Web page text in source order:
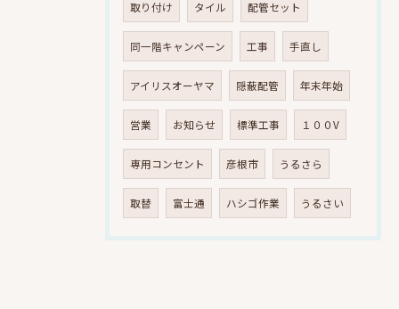
取り付け タイル 配管セット
同一階キャンペーン 工事 手直し
アイリスオーヤマ 隠蔽配管 年末年始
営業 お知らせ 標準工事 １００V
専用コンセント 彦根市 うるさら
取替 富士通 ハシゴ作業 うるさい